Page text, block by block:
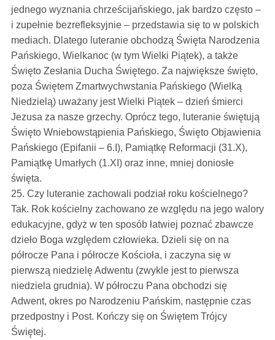
jednego wyznania chrześcijańskiego, jak bardzo często –
i zupełnie bezrefleksyjnie – przedstawia się to w polskich
mediach. Dlatego luteranie obchodzą Święta Narodzenia
Pańskiego, Wielkanoc (w tym Wielki Piątek), a także
Święto Zesłania Ducha Świętego. Za największe święto,
poza Świętem Zmartwychwstania Pańskiego (Wielką
Niedzielą) uważany jest Wielki Piątek – dzień śmierci
Jezusa za nasze grzechy. Oprócz tego, luteranie świętują
Święto Wniebowstąpienia Pańskiego, Święto Objawienia
Pańskiego (Epifanii – 6.I), Pamiątkę Reformacji (31.X),
Pamiątkę Umarłych (1.XI) oraz inne, mniej doniosłe
święta.
25. Czy luteranie zachowali podział roku kościelnego?
Tak. Rok kościelny zachowano ze względu na jego walory
edukacyjne, gdyż w ten sposób łatwiej poznać zbawcze
dzieło Boga względem człowieka. Dzieli się on na
półrocze Pana i półrocze Kościoła, i zaczyna się w
pierwszą niedzielę Adwentu (zwykle jest to pierwsza
niedziela grudnia). W półroczu Pana obchodzi się
Adwent, okres po Narodzeniu Pańskim, następnie czas
przedpostny i Post. Kończy się on Świętem Trójcy
Świętej.